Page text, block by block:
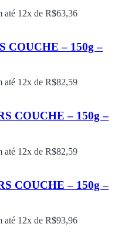
até 12x de R$63,36
COUCHE – 150g –
até 12x de R$82,59
COUCHE – 150g –
até 12x de R$82,59
COUCHE – 150g –
até 12x de R$93,96